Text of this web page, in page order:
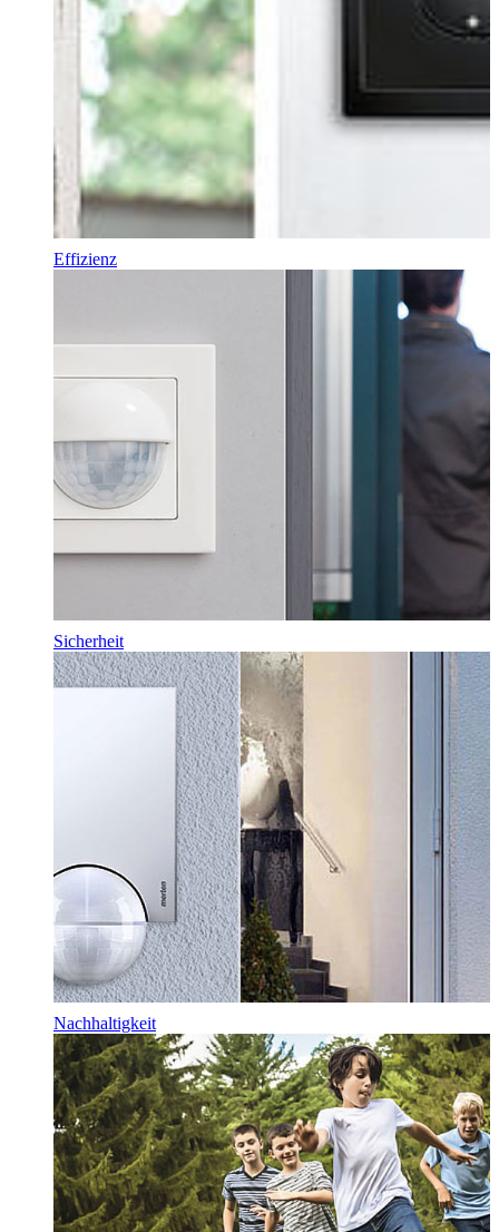
Effizienz
Sicherheit
Nachhaltigkeit